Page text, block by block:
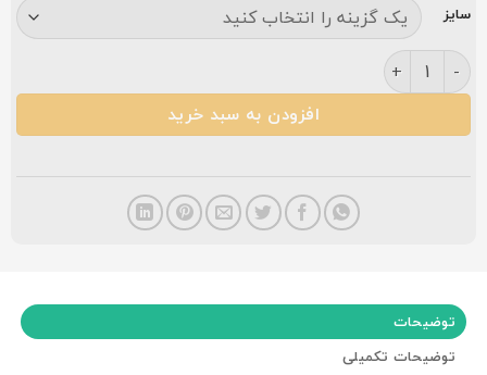
سایز
فرش نگین مشهد ۷۰۰ شانه کد ۲۵۹۸ هیوا سرمه ای عدد
افزودن به سبد خرید
توضیحات
توضیحات تکمیلی